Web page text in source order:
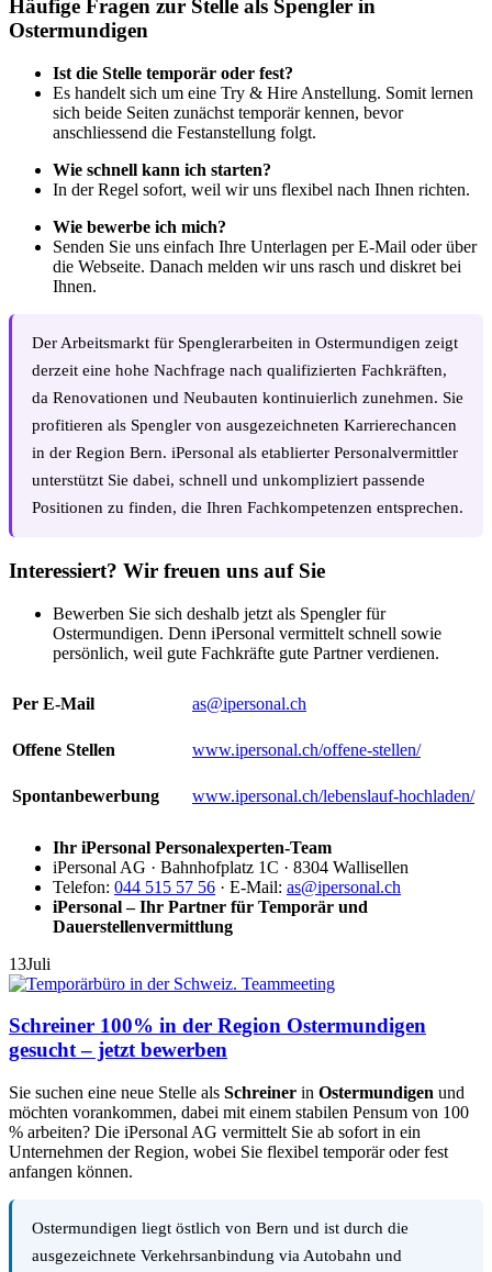
Häufige Fragen zur Stelle als Spengler in
Ostermundigen
Ist die Stelle temporär oder fest?
Es handelt sich um eine Try & Hire Anstellung. Somit lernen
sich beide Seiten zunächst temporär kennen, bevor
anschliessend die Festanstellung folgt.
Wie schnell kann ich starten?
In der Regel sofort, weil wir uns flexibel nach Ihnen richten.
Wie bewerbe ich mich?
Senden Sie uns einfach Ihre Unterlagen per E-Mail oder über
die Webseite. Danach melden wir uns rasch und diskret bei
Ihnen.
Der Arbeitsmarkt für Spenglerarbeiten in Ostermundigen zeigt
derzeit eine hohe Nachfrage nach qualifizierten Fachkräften,
da Renovationen und Neubauten kontinuierlich zunehmen. Sie
profitieren als Spengler von ausgezeichneten Karrierechancen
in der Region Bern. iPersonal als etablierter Personalvermittler
unterstützt Sie dabei, schnell und unkompliziert passende
Positionen zu finden, die Ihren Fachkompetenzen entsprechen.
Interessiert? Wir freuen uns auf Sie
Bewerben Sie sich deshalb jetzt als Spengler für
Ostermundigen. Denn iPersonal vermittelt schnell sowie
persönlich, weil gute Fachkräfte gute Partner verdienen.
Per E-Mail as@ipersonal.ch
Offene Stellen www.ipersonal.ch/offene-stellen/
Spontanbewerbung www.ipersonal.ch/lebenslauf-hochladen/
Ihr iPersonal Personalexperten-Team
iPersonal AG · Bahnhofplatz 1C · 8304 Wallisellen
Telefon: 044 515 57 56 · E-Mail: as@ipersonal.ch
iPersonal – Ihr Partner für Temporär und
Dauerstellenvermittlung
13Juli
Schreiner 100% in der Region Ostermundigen
gesucht – jetzt bewerben
Sie suchen eine neue Stelle als Schreiner in Ostermundigen und
möchten vorankommen, dabei mit einem stabilen Pensum von 100
% arbeiten? Die iPersonal AG vermittelt Sie ab sofort in ein
Unternehmen der Region, wobei Sie flexibel temporär oder fest
anfangen können.
Ostermundigen liegt östlich von Bern und ist durch die
ausgezeichnete Verkehrsanbindung via Autobahn und